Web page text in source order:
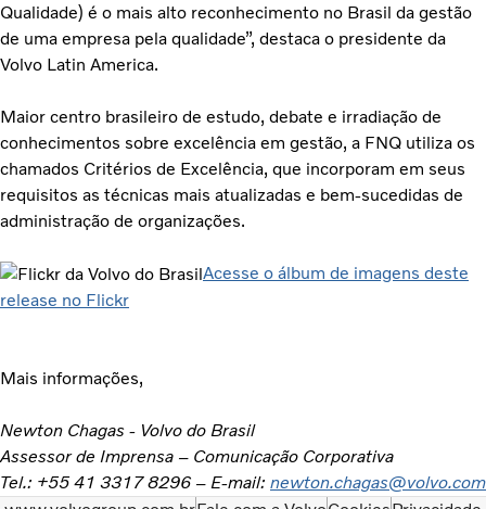
Qualidade) é o mais alto reconhecimento no Brasil da gestão
de uma empresa pela qualidade”, destaca o presidente da
Volvo Latin America.
Maior centro brasileiro de estudo, debate e irradiação de
conhecimentos sobre excelência em gestão, a FNQ utiliza os
chamados Critérios de Excelência, que incorporam em seus
requisitos as técnicas mais atualizadas e bem-sucedidas de
administração de organizações.
Acesse o álbum de imagens deste
release no Flickr
Mais informações,
Newton Chagas - Volvo do Brasil
Assessor de Imprensa – Comunicação Corporativa
Tel.: +55 41 3317 8296 – E-mail: newton.chagas@volvo.com